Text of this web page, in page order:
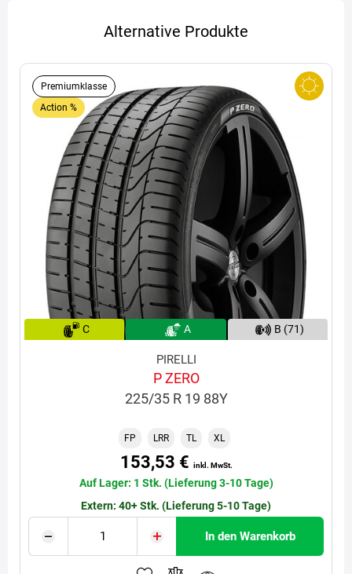
Alternative Produkte
Premiumklasse
Action %
C A B (71)
PIRELLI
P ZERO
225/35 R 19 88Y
FP LRR TL XL
153,53 € inkl. MwSt.
Auf Lager: 1 Stk. (Lieferung 3-10 Tage)
Extern: 40+ Stk. (Lieferung 5-10 Tage)
In den Warenkorb